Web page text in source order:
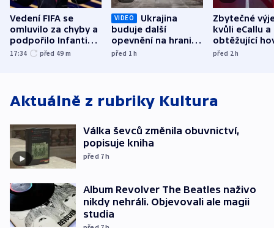
Vedení FIFA se
omluvilo za chyby a
podpořilo Infantina.
UEFA trvá na
17:34 před 49 m
VIDEO
Ukrajina
buduje další
opevnění na hranici
s Běloruskem
před 1h
Zbytečné
kvůli eCallu a
obtěžující
zdržují
před 2h
Aktuálně z rubriky Kultura
Válka ševců změnila obuvnictví,
popisuje kniha
před 7h
Album Revolver The Beatles naživo
nikdy nehráli. Objevovali ale magii
studia